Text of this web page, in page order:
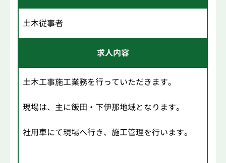
土木従事者
求人内容
土木工事施工業務を行っていただきます。
現場は、主に飯田・下伊那地域となります。
社用車にて現場へ行き、施工管理を行います。